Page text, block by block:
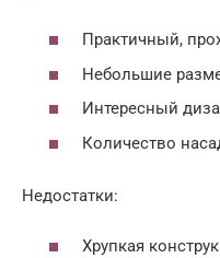
Практичный,
Небольшие
Интересный
Количество
Недостатки:
Хрупкая